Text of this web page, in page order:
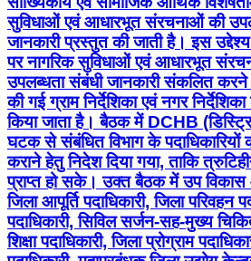
सुविधाओं एवं आधारभूत संरचनाओं की
जानकारी प्रस्तुत की जाती है। इस
पर नागरिक सुविधाओं एवं आधारभूत
उपलब्धता संबंधी जानकारी संकलित
की गई ग्राम निर्देशिका एवं नगर
किया जाता है। बैठक में DCHB
घटक से संबंधित विभाग के पदाधिकारियों
कराने हेतु निदेश दिया गया, ताकि
प्राप्त हो सके। उक्त बैठक में उप विकास
जिला आपूर्ति पदाधिकारी, जिला परिवहन
पदाधिकारी, सिविल सर्जन-सह-मुख्य
शिक्षा पदाधिकारी, जिला प्रोग्राम